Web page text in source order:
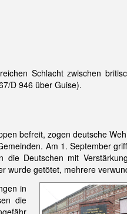
Schlacht zwischen
D 946 über Guise).
befreit, zogen deutsche
Am 1. September
Deutschen mit
wurde getötet, mehrere
in
die